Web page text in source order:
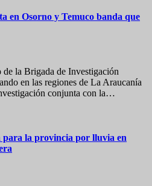
en Osorno y Temuco banda que
de la Brigada de Investigación
en las regiones de La Araucanía
conjunta con la…
la provincia por lluvia en